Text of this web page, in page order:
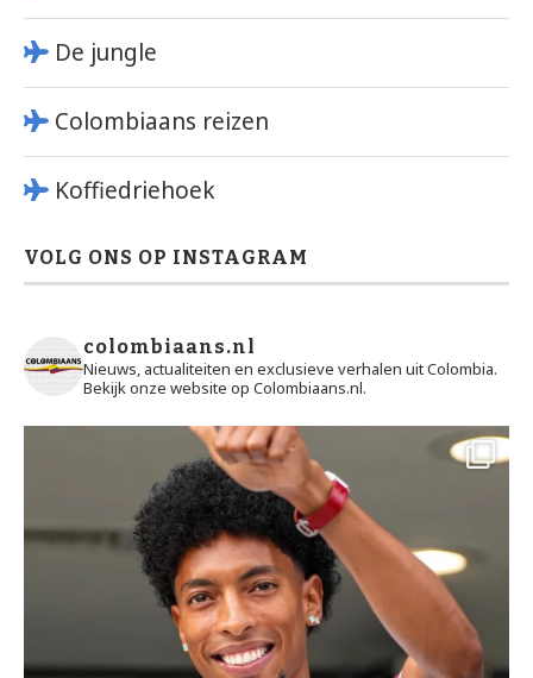
De jungle
Colombiaans reizen
Koffiedriehoek
VOLG ONS OP INSTAGRAM
colombiaans.nl
Nieuws, actualiteiten en exclusieve verhalen uit Colombia.
Bekijk onze website op Colombiaans.nl.